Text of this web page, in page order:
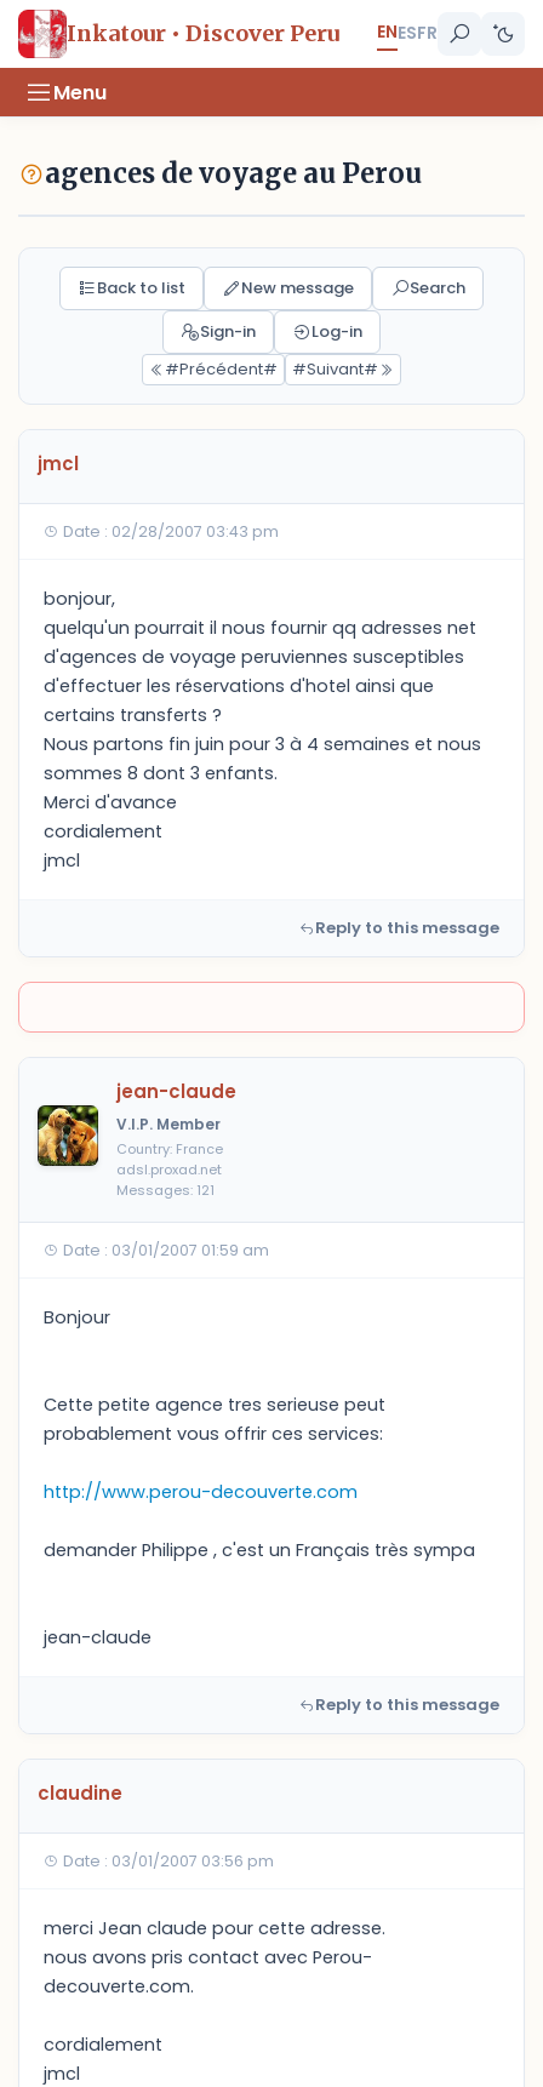
Inkatour • Discover Peru ENESFR
Menu
agences de voyage au Perou
Back to list New message
Search
Sign-in
Log-in
#Précédent#
#Suivant#
jmcl
Date : 02/28/2007 03:43 pm
bonjour,
quelqu'un pourrait il nous fournir qq adresses net
d'agences de voyage peruviennes susceptibles
d'effectuer les réservations d'hotel ainsi que
certains transferts ?
Nous partons fin juin pour 3 à 4 semaines et nous
sommes 8 dont 3 enfants.
Merci d'avance
cordialement
jmcl
Reply to this message
jean-claude
V.I.P. Member
Country: France
adsl.proxad.net
Messages: 121
Date : 03/01/2007 01:59 am
Bonjour
Cette petite agence tres serieuse peut
probablement vous offrir ces services:
http://www.perou-decouverte.com
demander Philippe , c'est un Français très sympa
jean-claude
Reply to this message
claudine
Date : 03/01/2007 03:56 pm
merci Jean claude pour cette adresse.
nous avons pris contact avec Perou-
decouverte.com.
cordialement
jmcl